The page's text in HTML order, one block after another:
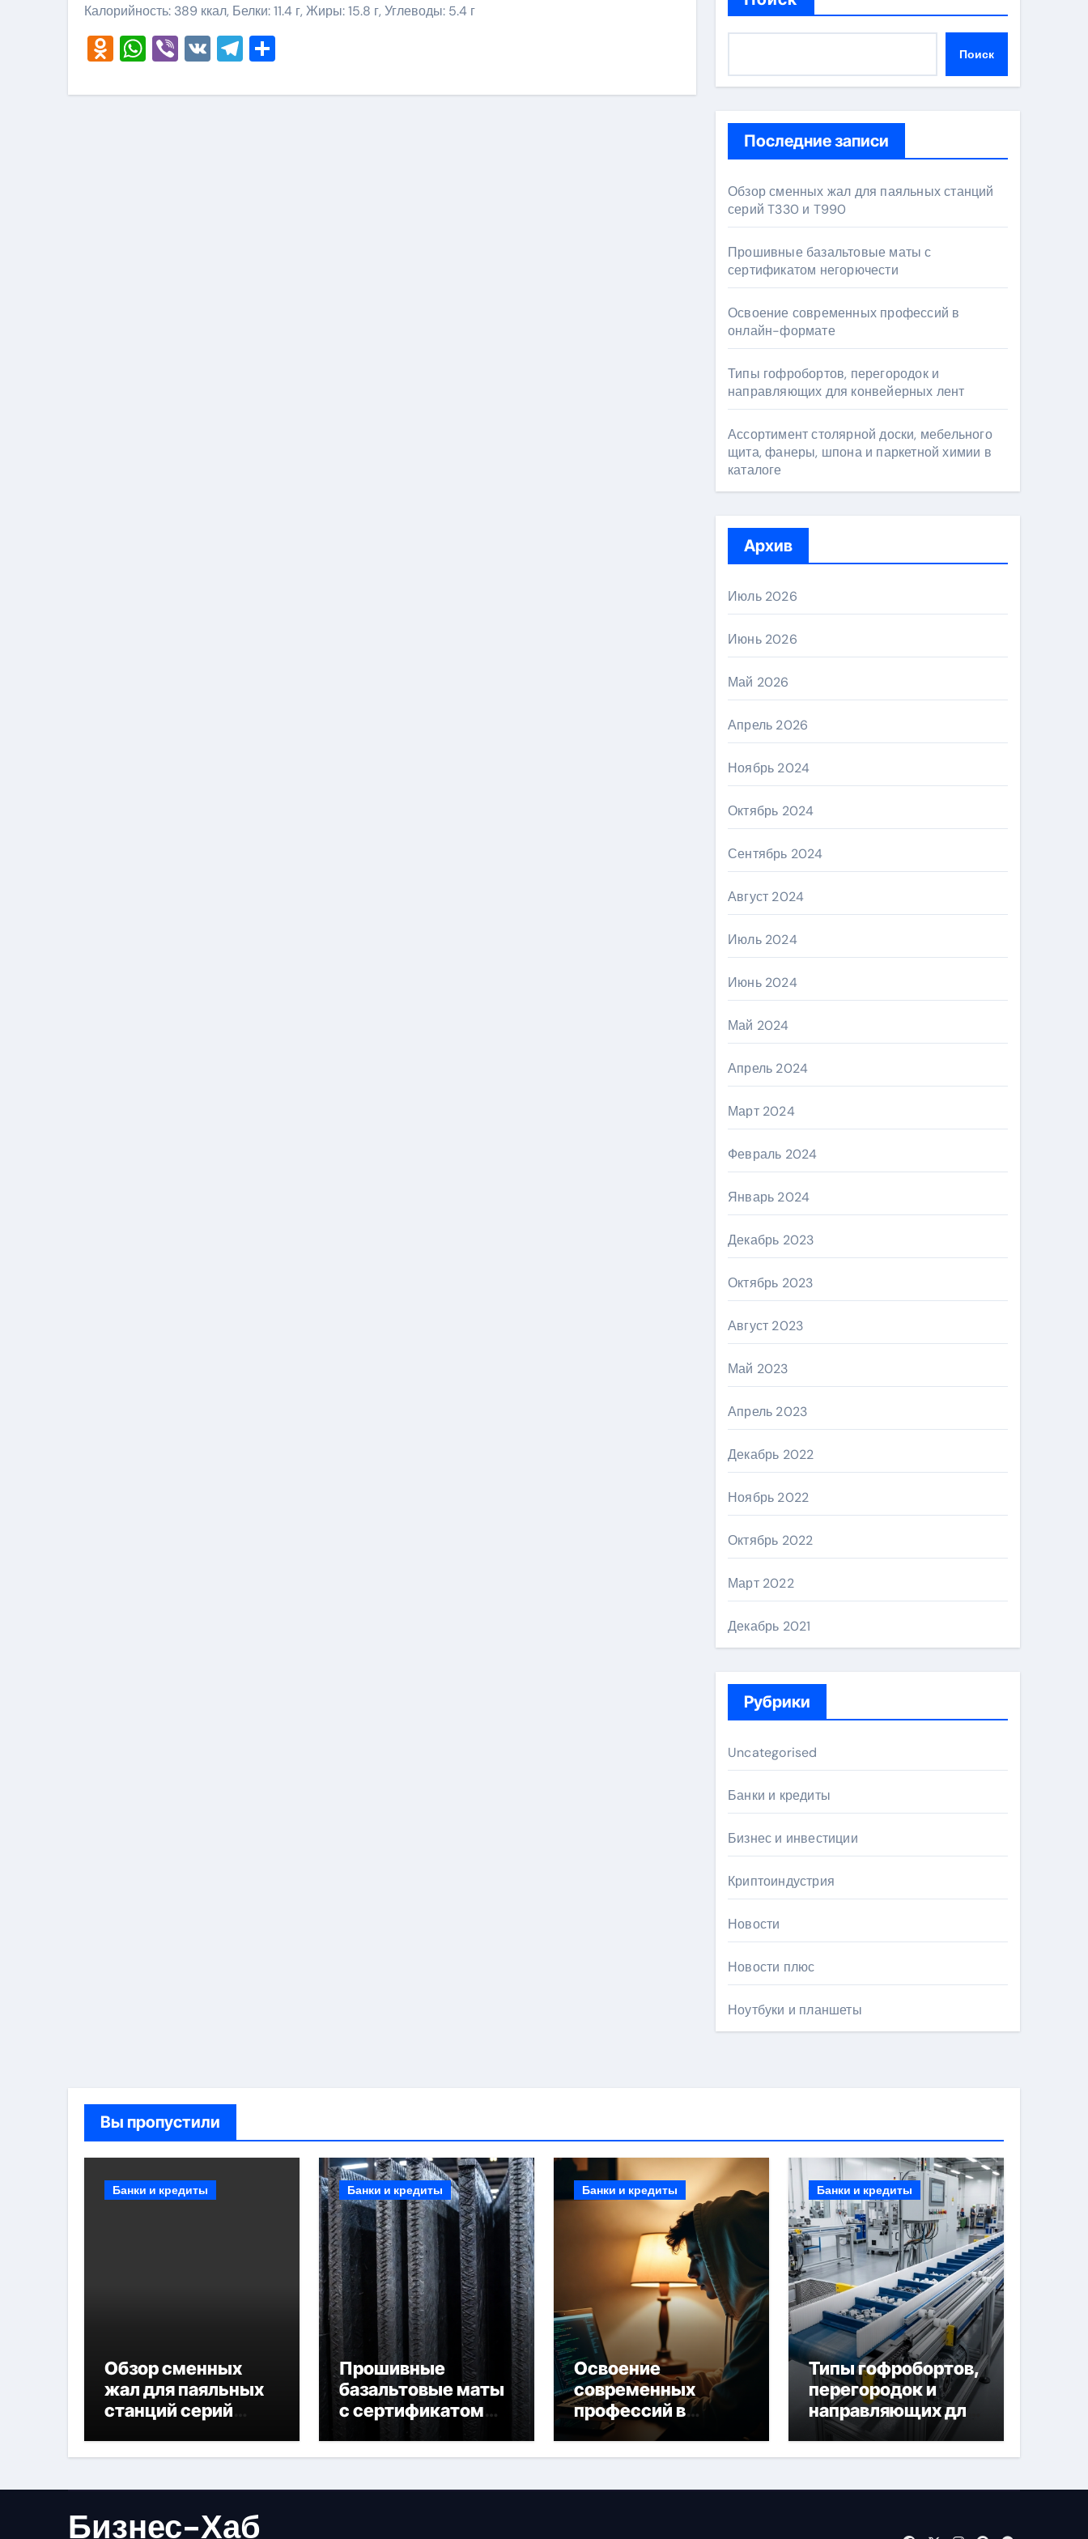
Калорийность: 389 ккал, Белки: 11.4 г, Жиры: 15.8 г, Углеводы: 5.4 г
Odnoklassniki
WhatsApp
Viber
VKTelegram Поиск
Последние записи
Обзор сменных жал для паяльных станций
серий T330 и T990
Прошивные базальтовые маты с
сертификатом негорючести
Освоение современных профессий в
онлайн-формате
Типы гофробортов, перегородок и
направляющих для конвейерных лент
Ассортимент столярной доски, мебельного
щита, фанеры, шпона и паркетной химии в
каталоге
Архив
Июль 2026
Июнь 2026
Май 2026
Апрель 2026
Ноябрь 2024
Октябрь 2024
Сентябрь 2024
Август 2024
Июль 2024
Июнь 2024
Май 2024
Апрель 2024
Март 2024
Февраль 2024
Январь 2024
Декабрь 2023
Октябрь 2023
Август 2023
Май 2023
Апрель 2023
Декабрь 2022
Ноябрь 2022
Октябрь 2022
Март 2022
Декабрь 2021
Рубрики
Uncategorised
Банки и кредиты
Бизнес и инвестиции
Криптоиндустрия
Новости
Новости плюс
Ноутбуки и планшеты
Вы пропустили
Банки и кредиты
Обзор сменных
жал для паяльных
станций серий
Банки и кредиты
Прошивные
базальтовые маты
с сертификатом
негорючести
Банки и кредиты
Освоение
современных
профессий в
онлайн-формате
Банки и кредиты
Типы гофробортов,
перегородок и
направляющих для
конвейерных лент
Бизнес-Хаб